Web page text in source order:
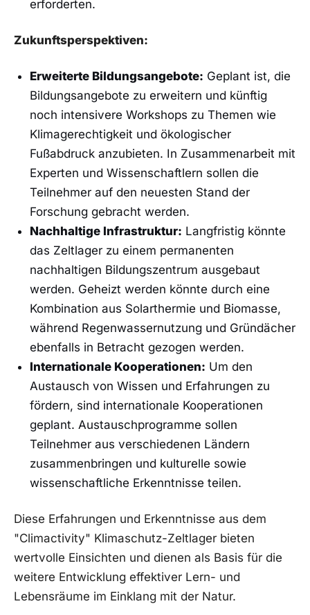
erforderten.
Zukunftsperspektiven:
Erweiterte ‍Bildungsangebote: Geplant ist, die
Bildungsangebote zu erweitern und künftig
noch intensivere Workshops zu Themen wie
‌Klimagerechtigkeit und ökologischer
⁢Fußabdruck anzubieten. In ⁤Zusammenarbeit mit
Experten und Wissenschaftlern sollen ⁢die
Teilnehmer auf den neuesten Stand der
Forschung gebracht‍ werden.
Nachhaltige Infrastruktur: Langfristig ⁢könnte
das Zeltlager⁤ zu einem permanenten
nachhaltigen Bildungszentrum ausgebaut⁣
werden. Geheizt ‍werden könnte durch eine
Kombination aus Solarthermie‌ und Biomasse,
während‌ Regenwassernutzung​ und Gründächer
ebenfalls ‍in ‌Betracht​ gezogen werden.
Internationale Kooperationen: Um den
Austausch ‌von Wissen und‍ Erfahrungen zu
fördern,‍ sind‍ internationale⁢ Kooperationen
⁤geplant. Austauschprogramme⁢ sollen
Teilnehmer ⁤aus verschiedenen Ländern
zusammenbringen‌ und kulturelle ‍sowie
wissenschaftliche Erkenntnisse teilen.
Diese ‍Erfahrungen und Erkenntnisse aus⁤ dem
"Climactivity" Klimaschutz-Zeltlager bieten
wertvolle⁢ Einsichten und dienen‍ als Basis für ⁢die
weitere Entwicklung effektiver Lern- und
Lebensräume im ​Einklang mit⁤ der Natur.